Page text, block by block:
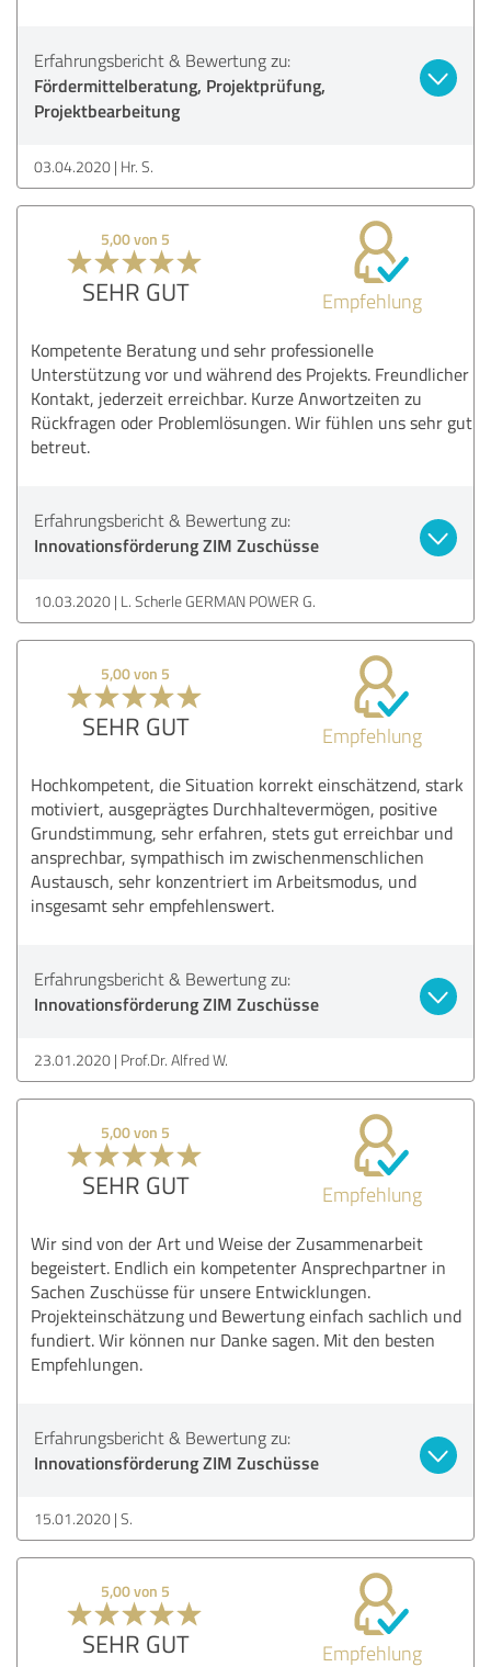
Erfahrungsbericht & Bewertung zu:
Fördermittelberatung, Projektprüfung,
Projektbearbeitung
03.04.2020 Hr. S.
5,00 von 5
SEHR GUT Empfehlung
Kompetente Beratung und sehr professionelle
Unterstützung vor und während des Projekts. Freundlicher
Kontakt, jederzeit erreichbar. Kurze Anwortzeiten zu
Rückfragen oder Problemlösungen. Wir fühlen uns sehr gut
betreut.
Erfahrungsbericht & Bewertung zu:
Innovationsförderung ZIM Zuschüsse
10.03.2020 L. Scherle GERMAN POWER G.
5,00 von 5
SEHR GUT Empfehlung
Hochkompetent, die Situation korrekt einschätzend, stark
motiviert, ausgeprägtes Durchhaltevermögen, positive
Grundstimmung, sehr erfahren, stets gut erreichbar und
ansprechbar, sympathisch im zwischenmenschlichen
Austausch, sehr konzentriert im Arbeitsmodus, und
insgesamt sehr empfehlenswert.
Erfahrungsbericht & Bewertung zu:
Innovationsförderung ZIM Zuschüsse
23.01.2020 Prof.Dr. Alfred W.
5,00 von 5
SEHR GUT Empfehlung
Wir sind von der Art und Weise der Zusammenarbeit
begeistert. Endlich ein kompetenter Ansprechpartner in
Sachen Zuschüsse für unsere Entwicklungen.
Projekteinschätzung und Bewertung einfach sachlich und
fundiert. Wir können nur Danke sagen. Mit den besten
Empfehlungen.
Erfahrungsbericht & Bewertung zu:
Innovationsförderung ZIM Zuschüsse
15.01.2020 S.
5,00 von 5
SEHR GUT Empfehlung